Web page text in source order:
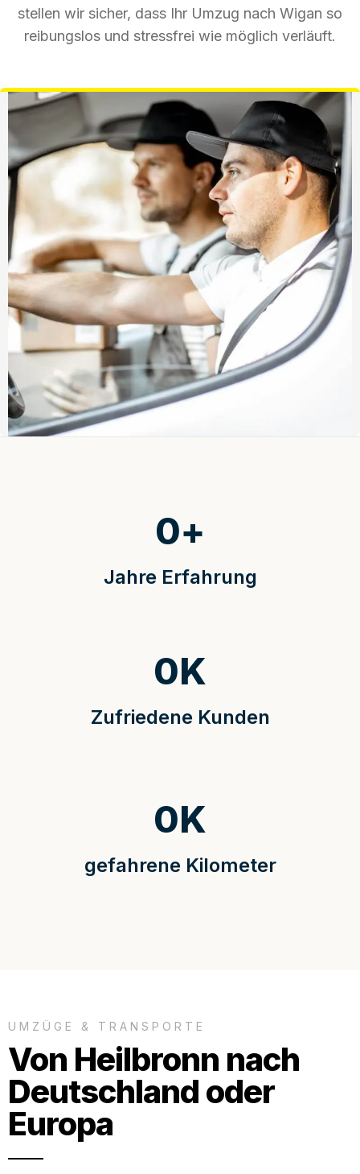
stellen wir sicher, dass Ihr Umzug nach Wigan so
reibungslos und stressfrei wie möglich verläuft.
Jahre Erfahrung
0+
Zufriedene Kunden
0K
gefahrene Kilometer
0K
UMZÜGE & TRANSPORTE
Von Heilbronn nach
Deutschland oder
Europa